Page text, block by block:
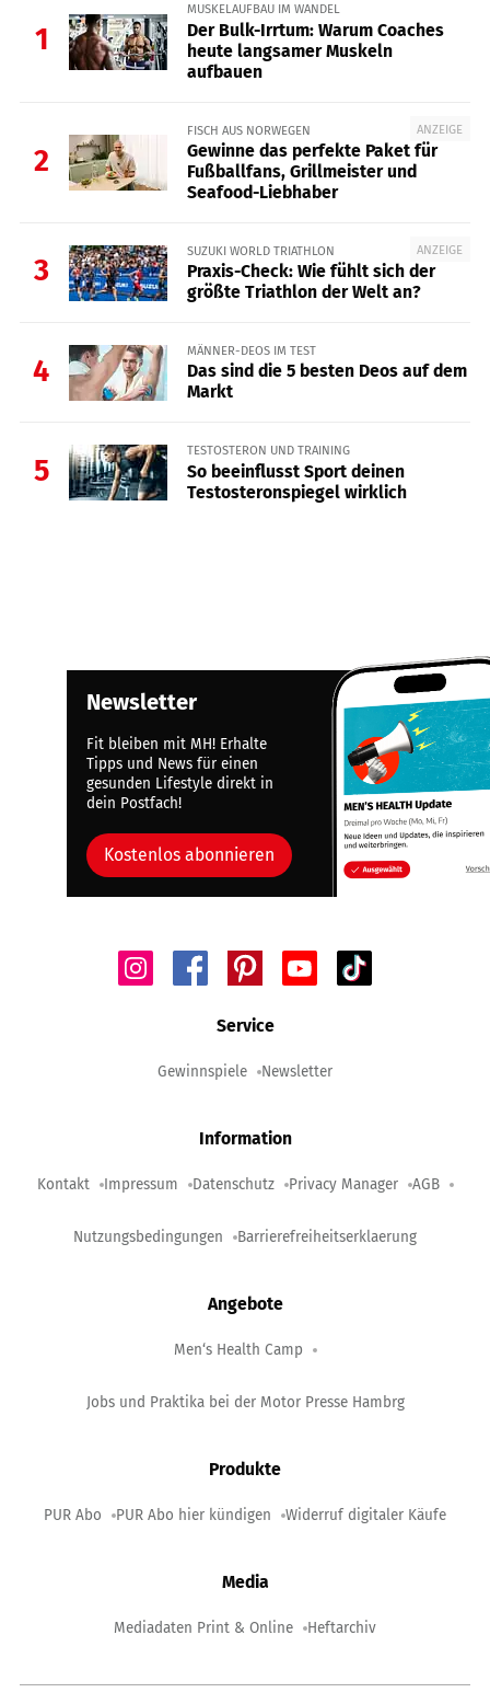
1
MUSKELAUFBAU IM WANDEL
Der Bulk-Irrtum: Warum Coaches
heute langsamer Muskeln
aufbauen
2
ANZEIGE
FISCH AUS NORWEGEN
Gewinne das perfekte Paket für
Fußballfans, Grillmeister und
Seafood-Liebhaber
3
ANZEIGE
SUZUKI WORLD TRIATHLON
Praxis-Check: Wie fühlt sich der
größte Triathlon der Welt an?
4
MÄNNER-DEOS IM TEST
Das sind die 5 besten Deos auf dem
Markt
5
TESTOSTERON UND TRAINING
So beeinflusst Sport deinen
Testosteronspiegel wirklich
Newsletter
Fit bleiben mit MH! Erhalte
Tipps und News für einen
gesunden Lifestyle direkt in
dein Postfach!
Kostenlos abonnieren
Service
Gewinnspiele Newsletter
Information
Kontakt Impressum Datenschutz Privacy Manager AGB
Nutzungsbedingungen Barrierefreiheitserklaerung
Angebote
Men‘s Health Camp
Jobs und Praktika bei der Motor Presse Hambrg
Produkte
PUR Abo PUR Abo hier kündigen Widerruf digitaler Käufe
Media
Mediadaten Print & Online Heftarchiv